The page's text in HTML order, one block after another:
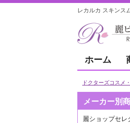
レカルカ スキンス
ホーム
ドクターズコスメ
メーカー別
麗ショップセレ